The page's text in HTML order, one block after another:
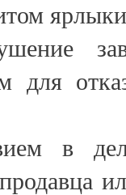
для
в